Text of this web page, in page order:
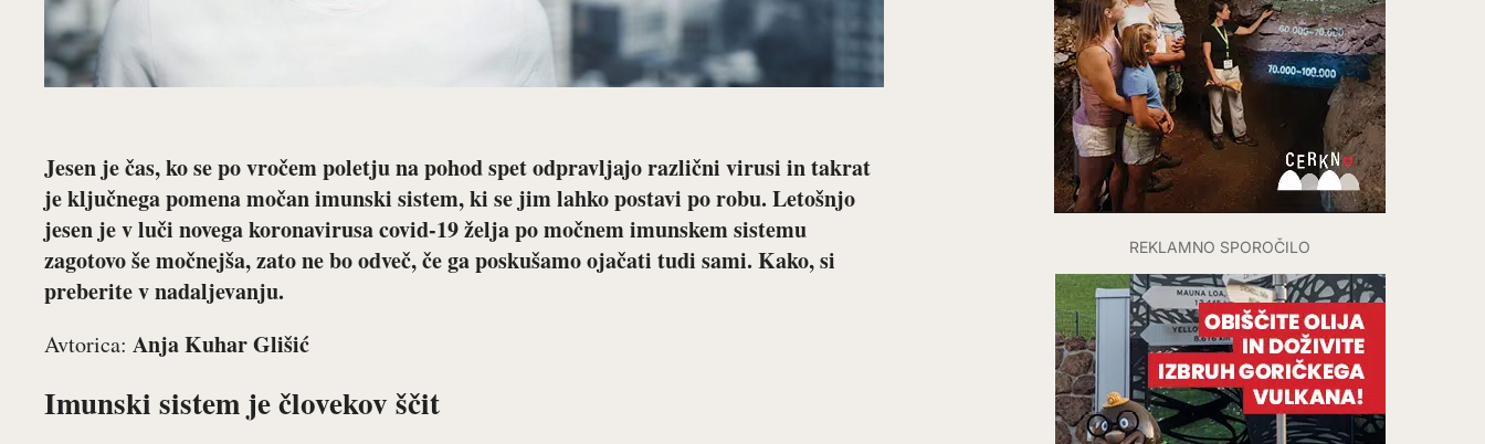
Jesen je čas, ko se po vročem poletju na pohod spet odpravljajo različni virusi in takrat
je ključnega pomena močan imunski sistem, ki se jim lahko postavi po robu. Letošnjo
jesen je v luči novega koronavirusa covid-19 želja po močnem imunskem sistemu
zagotovo še močnejša, zato ne bo odveč, če ga poskušamo ojačati tudi sami. Kako, si
preberite v nadaljevanju.
Avtorica: Anja Kuhar Glišić
Imunski sistem je človekov ščit
REKLAMNO SPOROČILO